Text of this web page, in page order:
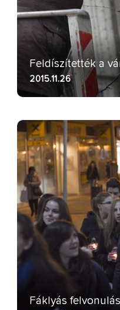
Feldíszítették a
2015.11.26
Fáklyás